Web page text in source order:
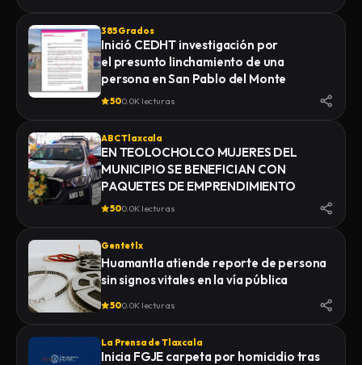
385 Grados
Inició CEDHT investigación por
el presunto linchamiento de una
500.0K lecturas
ABC Tlaxcala
EN TEOLOCHOLCO MUJERES DEL
MUNICIPIO SE BENEFICIAN CON
PAQUETES DE EMPRENDIMIENTO
500.0K lecturas
Gentetlx
Huamantla atiende reporte de persona
sin signos vitales en la vía pública
500.0K lecturas
La Prensa de Tlaxcala
Inicia FGJE carpeta por homicidio tras